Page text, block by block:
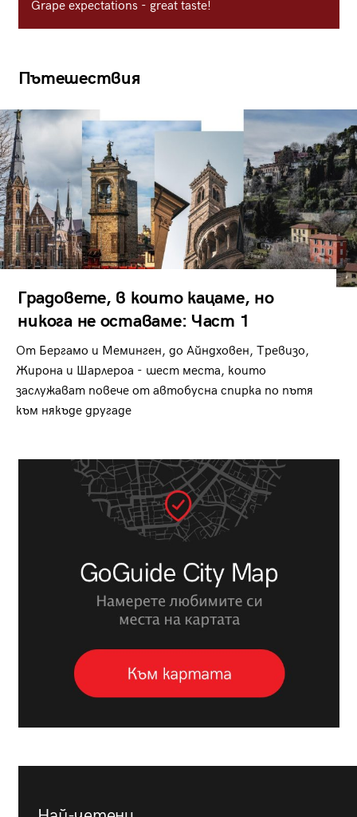
Grape expectations - great taste!
Пътешествия
Градовете, в които кацаме, но
никога не оставаме: Част 1
От Бергамо и Меминген, до Айндховен, Тревизо,
Жирона и Шарлероа - шест места, които
заслужават повече от автобусна спирка по пътя
към някъде другаде